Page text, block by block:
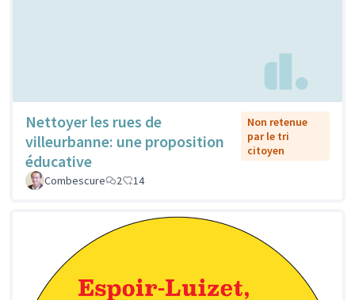
Nettoyer les rues de
villeurbanne: une proposition
éducative
Non retenue
par le tri
citoyen
Combescure 2 14